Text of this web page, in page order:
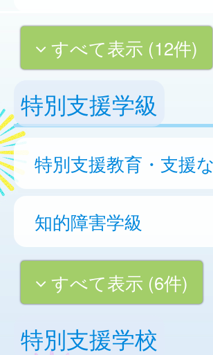
すべて表示 (12件)
特別支援学級
特別支援教育・支援
知的障害学級
すべて表示 (6件)
特別支援学校